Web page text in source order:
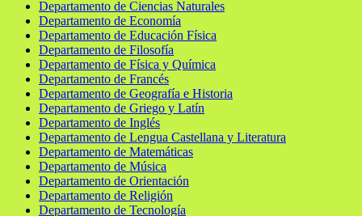
Departamento de Ciencias Naturales
Departamento de Economía
Departamento de Educación Física
Departamento de Filosofía
Departamento de Física y Química
Departamento de Francés
Departamento de Geografía e Historia
Departamento de Griego y Latín
Departamento de Inglés
Departamento de Lengua Castellana y Literatura
Departamento de Matemáticas
Departamento de Música
Departamento de Orientación
Departamento de Religión
Departamento de Tecnología